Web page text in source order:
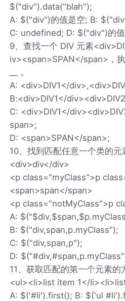
$("div").data("blah");
A: $("div")的值是空; B:
C: undefined; D: $("div")的
9、查找一个 DIV 元素
iv><span>SPAN</span>，
__ 。
A: <div>DIV1</
B:<div>DIV1</
C: <div>DIV1</
span>;
D: <span>SPAN</span>;
10、找到匹配任意一个类的元
<div>div</div>
<p class="myClass">p
<span>span</span>
<p class="notMyClass">p
A:
B: $("div,span,p.myClass");
C: $("div,span,p");
D:
11、获取匹配的第一个元素的
<ul><li>list item 1</
A: $('#li').first(); B: $('ul